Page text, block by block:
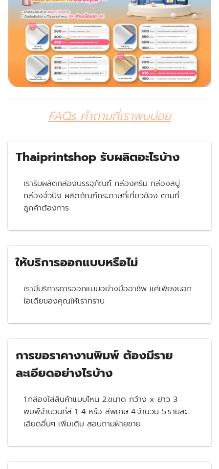
FAQs คำถามที่เราพบบ่อย
Thaiprintshop รับผลิตอะไรบ้าง
เรารับผลิตกล่องบรรจุภัณฑ์ กล่องครีม กล่องสบู่
กล่องจั่วปัง ผลิตภัณฑ์กระดาษที่เกี่ยวข้อง ตามที่
ลูกค้าต้องการ
ให้บริการออกแบบหรือไม่
เรามีบริการการออกแบบอย่างมืออาชีพ แค่เพียงบอก
ไอเดียของคุณให้เราทราบ
การขอราคางานพิมพ์ ต้องมีราย
ละเอียดอย่างไรบ้าง
1.กล่องใส่สินค้าแบบไหน 2.ขนาด กว้าง x ยาว 3
พิมพ์จำนวนกี่สี 1-4 หรือ สีพิเศษ 4.จำนวน 5.รายละ
เอียดอื่นๆ เพิ่มเติม สอบถามฝ่ายขาย